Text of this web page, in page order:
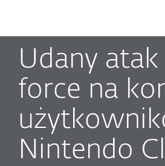
Udany
force na
Nintendo